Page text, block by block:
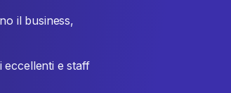
il business,
eccellenti e staff